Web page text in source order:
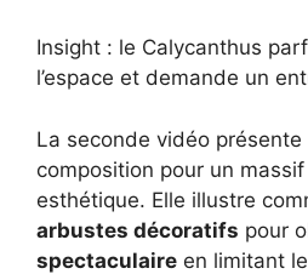
Insight : le Calycanthus
l’espace et demande un
La seconde vidéo
composition pour un
esthétique. Elle illustre
arbustes décoratifs pour
spectaculaire en limitant